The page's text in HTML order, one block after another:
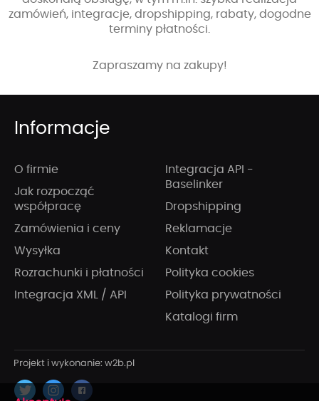
zamówień, integracje, dropshipping, rabaty, dogodne
terminy płatności.
Zapraszamy na zakupy!
Informacje
O firmie
Jak rozpocząć
współpracę
Zamówienia i ceny
Wysyłka
Rozrachunki i płatności
Integracja XML / API
Integracja API -
Baselinker
Dropshipping
Reklamacje
Kontakt
Polityka cookies
Polityka prywatności
Katalogi firm